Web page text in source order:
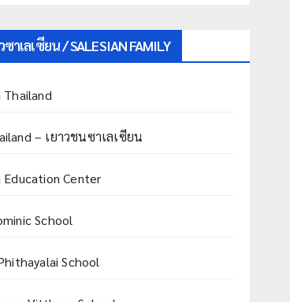
าเลเซียน / SALESIAN FAMILY
Thailand
– เยาวชนซาเลเซียน
Education Center
School
School